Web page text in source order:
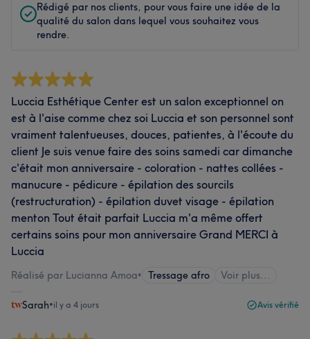
Rédigé par nos clients, pour vous faire une idée de la
qualité du salon dans lequel vous souhaitez vous
rendre.
Luccia Esthétique Center est un salon exceptionnel on
est à l'aise comme chez soi Luccia et son personnel sont
vraiment talentueuses, douces, patientes, à l'écoute du
client Je suis venue faire des soins samedi car dimanche
c'était mon anniversaire - coloration - nattes collées -
manucure - pédicure - épilation des sourcils
(restructuration) - épilation duvet visage - épilation
menton Tout était parfait Luccia m'a même offert
certains soins pour mon anniversaire Grand MERCI à
Luccia
Réalisé par Lucianna Amoa• Tressage afro Voir plus...
Sarah•il y a 4 jours Avis vérifié